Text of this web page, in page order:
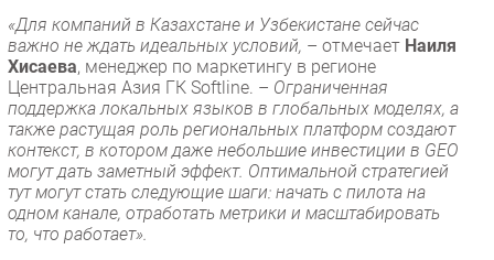
«Для компаний в Казахстане и Узбекистане сейчас
важно не ждать идеальных условий, – отмечает Наиля
Хисаева, менеджер по маркетингу в регионе
Центральная Азия ГК Softline. – Ограниченная
поддержка локальных языков в глобальных моделях, а
также растущая роль региональных платформ создают
контекст, в котором даже небольшие инвестиции в GEO
могут дать заметный эффект. Оптимальной стратегией
тут могут стать следующие шаги: начать с пилота на
одном канале, отработать метрики и масштабировать
то, что работает».